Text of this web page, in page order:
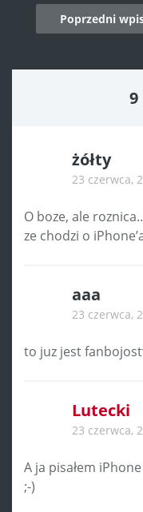
Post
navigation
Poprzedni
9
żółty
23 czerwca,
O boze, ale
ze chodzi o
aaa
23 czerwca,
to juz jest
Lutecki
23 czerwca,
A ja pisałem
;-)